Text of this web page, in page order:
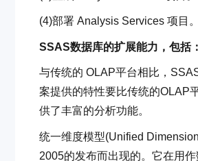
(4)部署 Analysis Services 项目。
SSAS数据库的扩展能力，包括
与传统的 OLAP平台相比，
案提供的特性要比传统的OLAP
供了丰富的分析功能。
统一维度模型(Unified
2005的发布而出现的。它在用